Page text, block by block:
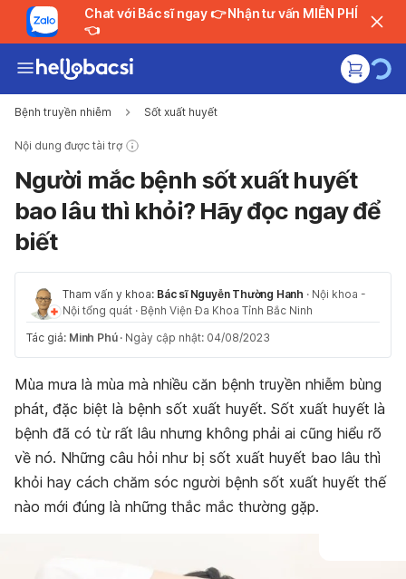
Chat với Bác sĩ ngay 👉 Nhận tư vấn MIỄN PHÍ
👈
Bệnh truyền nhiễm Sốt xuất huyết
Nội dung được tài trợ
Người mắc bệnh sốt xuất huyết
bao lâu thì khỏi? Hãy đọc ngay để
biết
Tham vấn y khoa: Bác sĩ Nguyễn Thường Hanh · Nội khoa -
Nội tổng quát · Bệnh Viện Đa Khoa Tỉnh Bắc Ninh
Tác giả: Minh Phú · Ngày cập nhật: 04/08/2023
Mùa mưa là mùa mà nhiều căn bệnh truyền nhiễm bùng
phát, đặc biệt là bệnh sốt xuất huyết. Sốt xuất huyết là
bệnh đã có từ rất lâu nhưng không phải ai cũng hiểu rõ
về nó. Những câu hỏi như bị sốt xuất huyết bao lâu thì
khỏi hay cách chăm sóc người bệnh sốt xuất huyết thế
nào mới đúng là những thắc mắc thường gặp.